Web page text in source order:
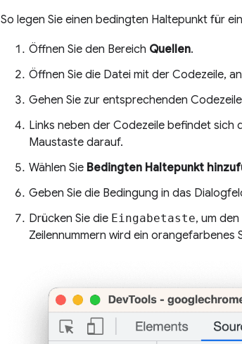
So legen Sie einen bedingten Haltepunkt für
Öffnen Sie den Bereich Quellen.
Öffnen Sie die Datei mit der Codezeile,
Gehen Sie zur entsprechenden
Links neben der Codezeile befindet sich
Maustaste darauf.
Wählen Sie Bedingten Haltepunkt
Geben Sie die Bedingung in das
Drücken Sie die Eingabetaste, um
Zeilennummern wird ein orangefarbenes